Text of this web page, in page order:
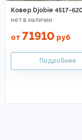
Ковер Djobie 4517-
от 71910 руб